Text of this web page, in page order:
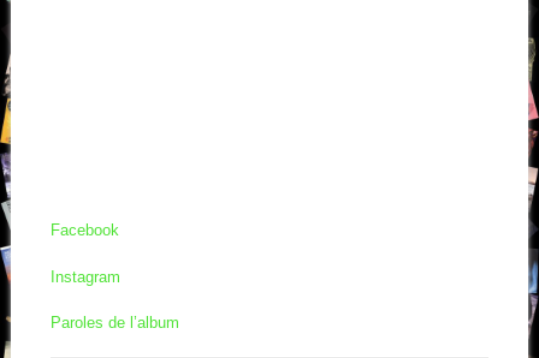
Facebook
Instagram
Paroles de l’album